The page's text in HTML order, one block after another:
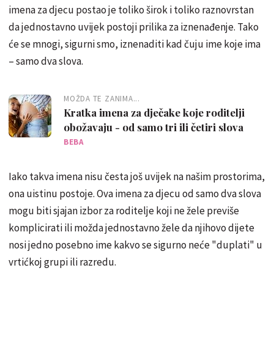
imena za djecu postao je toliko širok i toliko raznovrstan
da jednostavno uvijek postoji prilika za iznenađenje. Tako
će se mnogi, sigurni smo, iznenaditi kad čuju ime koje ima
– samo dva slova.
MOŽDA TE ZANIMA...
Kratka imena za dječake koje roditelji
obožavaju - od samo tri ili četiri slova
BEBA
Iako takva imena nisu česta još uvijek na našim prostorima,
ona uistinu postoje. Ova imena za djecu od samo dva slova
mogu biti sjajan izbor za roditelje koji ne žele previše
komplicirati ili možda jednostavno žele da njihovo dijete
nosi jedno posebno ime kakvo se sigurno neće "duplati" u
vrtićkoj grupi ili razredu.